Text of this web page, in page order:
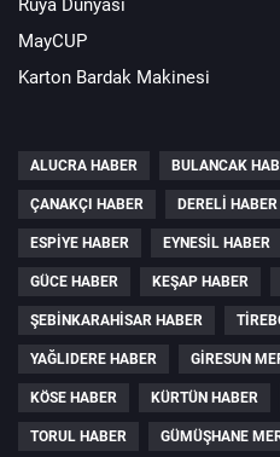
Rüya Dünyası
MayCUP
Karton Bardak Makinesi
ALUCRA HABER BULANCAK
ÇANAKÇI HABER DERELI HABER
ESPIYE HABER EYNESIL HABER
GÜCE HABER KEŞAP HABER
ŞEBINKARAHISAR HABER
YAĞLIDERE HABER GIRESUN
KÖSE HABER KÜRTÜN HABER
TORUL HABER GÜMÜŞHANE